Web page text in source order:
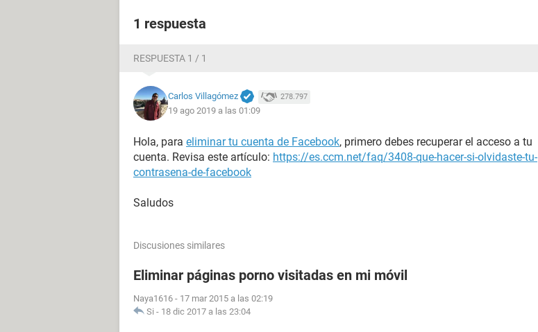
1 respuesta
RESPUESTA 1 / 1
Carlos Villagómez 278.797
19 ago 2019 a las 01:09
Hola, para eliminar tu cuenta de Facebook, primero debes recuperar el acceso a tu
cuenta. Revisa este artículo: https://es.ccm.net/faq/3408-que-hacer-si-olvidaste-tu-
contrasena-de-facebook
Saludos
Discusiones similares
Eliminar páginas porno visitadas en mi móvil
Naya1616 - 17 mar 2015 a las 02:19
Si - 18 dic 2017 a las 23:04